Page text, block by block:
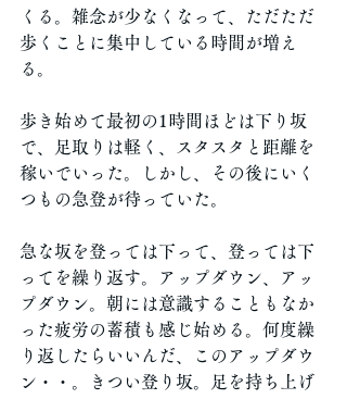
くる。雑念が少なくなって、ただただ
歩くことに集中している時間が増え
る。
歩き始めて最初の1時間ほどは下り坂
で、足取りは軽く、スタスタと距離を
稼いでいった。しかし、その後にいく
つもの急登が待っていた。
急な坂を登っては下って、登っては下
ってを繰り返す。アップダウン、アッ
プダウン。朝には意識することもなか
った疲労の蓄積も感じ始める。何度繰
り返したらいいんだ、このアップダウ
ン・・。きつい登り坂。足を持ち上げ